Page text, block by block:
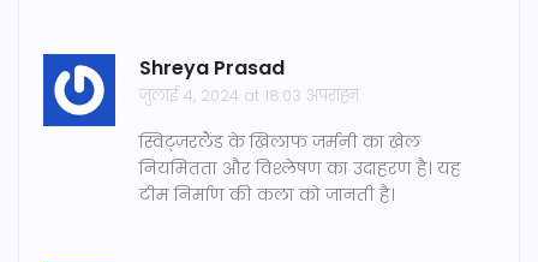
Shreya Prasad
जुलाई 4, 2024 at 18:03 अपराह्न
स्विट्ज़रलैंड के खिलाफ जर्मनी का खेल
नियमितता और विश्लेषण का उदाहरण है। यह
टीम निर्माण की कला को जानती है।